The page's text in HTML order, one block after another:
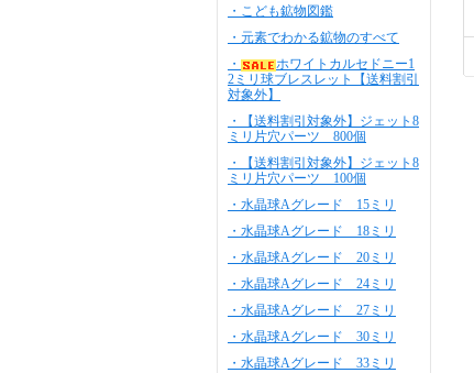
・こども鉱物図鑑
・元素でわかる鉱物のすべて
・
ホワイトカルセドニー1
2ミリ球ブレスレット【送料割引
対象外】
・【送料割引対象外】ジェット8
ミリ片穴パーツ 800個
・【送料割引対象外】ジェット8
ミリ片穴パーツ 100個
・水晶球Aグレード 15ミリ
・水晶球Aグレード 18ミリ
・水晶球Aグレード 20ミリ
・水晶球Aグレード 24ミリ
・水晶球Aグレード 27ミリ
・水晶球Aグレード 30ミリ
・水晶球Aグレード 33ミリ